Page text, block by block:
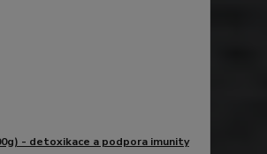
- detoxikace a podpora imunity